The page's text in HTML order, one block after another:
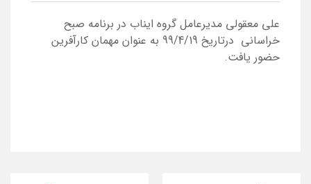
علی معقولی مدیرعامل گروه ایناب در برنامه صبح
خراسانی درتاریخ 99/4/19 به عنوان مهمان کارآفرین
حضور یافت.